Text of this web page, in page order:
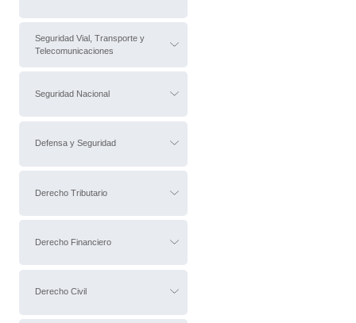
Seguridad Vial, Transporte y
Telecomunicaciones
Seguridad Nacional
Defensa y Seguridad
Derecho Tributario
Derecho Financiero
Derecho Civil